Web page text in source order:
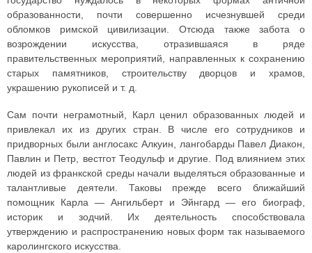
образованности, почти совершенно исчезнувшей среди
обломков римской цивилизации. Отсюда также забота о
возрождении искусства, отразившаяся в ряде
правительственных мероприятий, направленных к сохранению
старых памятников, строительству дворцов и храмов,
украшению рукописей и т. д.
Сам почти неграмотный, Карл ценил образованных людей и
привлекал их из других стран. В числе его сотрудников и
придворных были англосакс Алкуин, лангобарды Павел Диакон,
Павлин и Петр, вестгот Теодульф и другие. Под влиянием этих
людей из франкской среды начали выделяться образованные и
талантливые деятели. Таковы прежде всего ближайший
помощник Карла — Ангильберт и Эйнгард — его биограф,
историк и зодчий. Их деятельность способствовала
утверждению и распространению новых форм так называемого
каролингского искусства.